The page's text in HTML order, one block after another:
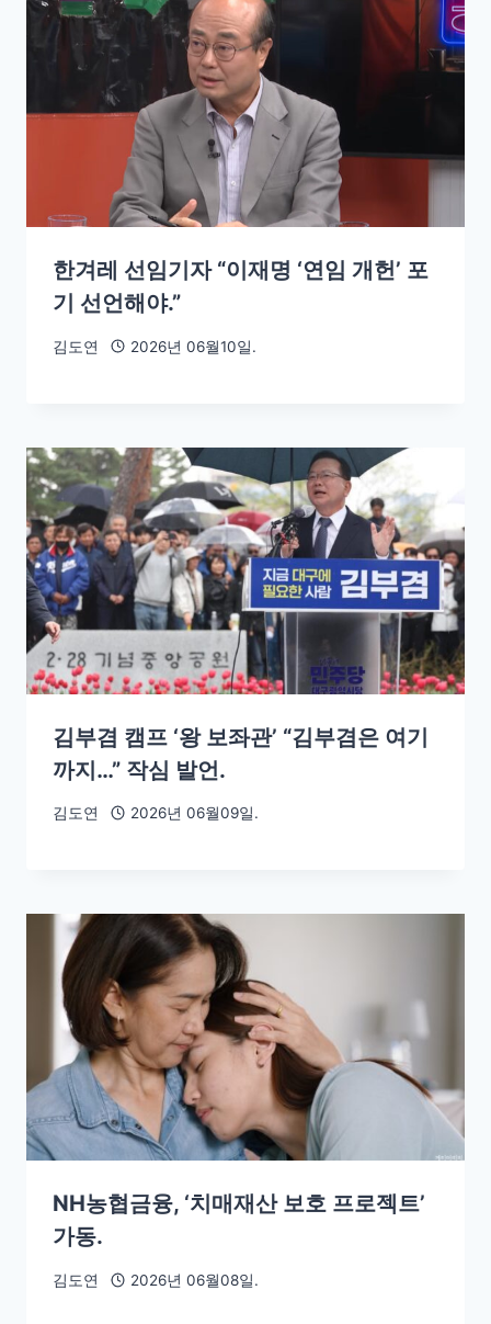
한겨레 선임기자 “이재명 ‘연임 개헌’ 포
기 선언해야.”
김도연 2026년 06월10일.
김부겸 캠프 ‘왕 보좌관’ “김부겸은 여기
까지…” 작심 발언.
김도연 2026년 06월09일.
NH농협금융, ‘치매재산 보호 프로젝트’
가동.
김도연 2026년 06월08일.